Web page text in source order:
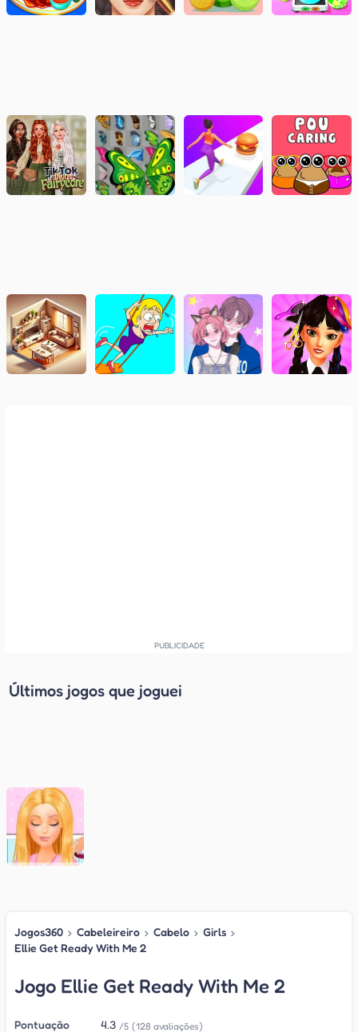
Últimos jogos que joguei
Jogos360 › Cabeleireiro › Cabelo › Girls ›
Ellie Get Ready With Me 2
Jogo Ellie Get Ready With Me 2
Pontuação 4.3 /5 (128 avaliações)